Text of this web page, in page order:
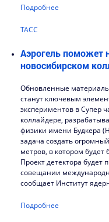
Подробнее
ТАСС
Аэрогель поможет
новосибирском
Обновленные
станут ключевым
экспериментов в Супер
коллайдере,
физики имени Будкера
задача создать
метров, в котором
Проект детектора будет
совещании
сообщает Институт
Подробнее